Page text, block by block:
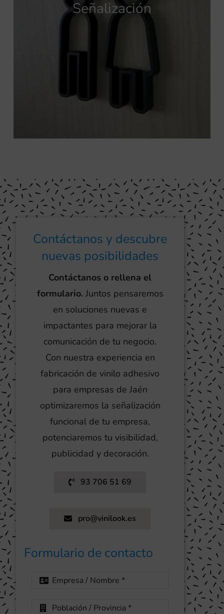
Señalización
Contáctanos y descubre
nuevas posibilidades
Contáctanos o rellena el
formulario.Juntos pensaremos
en soluciones nuevas e
impactantes para mejorar la
comunicación de tu negocio.
Con nuestra experiencia en
fabricación de vinilo adhesivo
para empresas de Jaén
optimizaremos la señalización
funcional de tu empresa,
potenciaremos tu visibilidad,
publicidad y decoración.
93 706 51 69
pro@vinilook.es
Formulario de contacto